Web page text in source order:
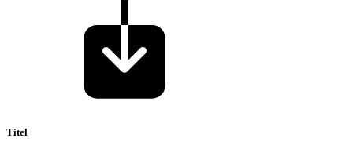
Titel